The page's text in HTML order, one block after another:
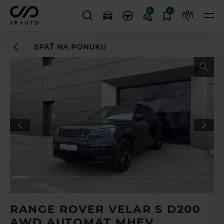
0 0
RANGE ROVER VELAR S D200
SPÄŤ NA PONUKU